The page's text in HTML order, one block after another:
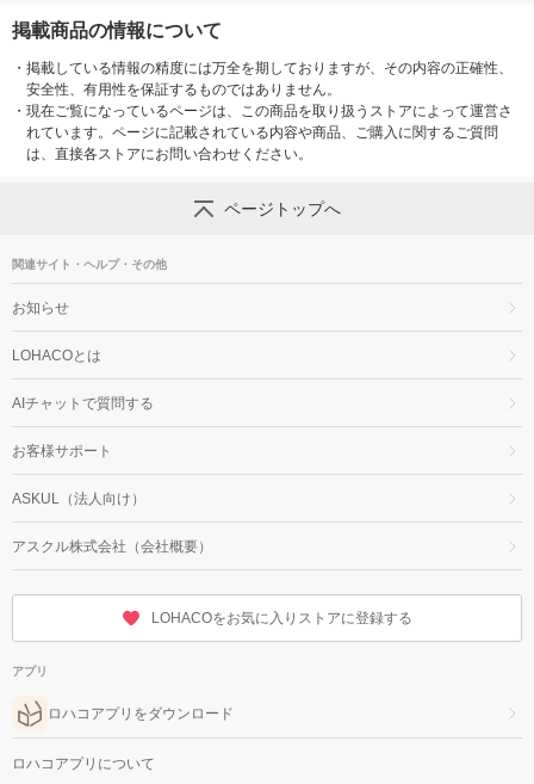
掲載商品の情報について
・ 掲載している情報の精度には万全を期しておりますが、その内容の正確性、
安全性、有用性を保証するものではありません。
・ 現在ご覧になっているページは、この商品を取り扱うストアによって運営さ
れています。ページに記載されている内容や商品、ご購入に関するご質問
は、直接各ストアにお問い合わせください。
ページトップへ
関連サイト・ヘルプ・その他
お知らせ
LOHACOとは
AIチャットで質問する
お客様サポート
ASKUL（法人向け）
アスクル株式会社（会社概要）
LOHACOをお気に入りストアに登録する
アプリ
ロハコアプリをダウンロード
ロハコアプリについて